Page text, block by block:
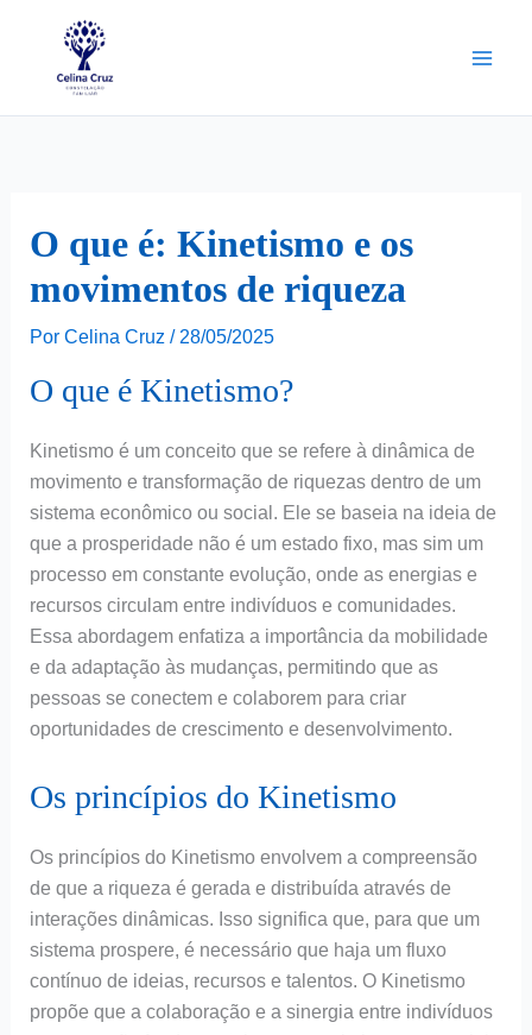
O que é: Kinetismo e os
movimentos de riqueza
Por Celina Cruz / 28/05/2025
O que é Kinetismo?
Kinetismo é um conceito que se refere à dinâmica de
movimento e transformação de riquezas dentro de um
sistema econômico ou social. Ele se baseia na ideia de
que a prosperidade não é um estado fixo, mas sim um
processo em constante evolução, onde as energias e
recursos circulam entre indivíduos e comunidades.
Essa abordagem enfatiza a importância da mobilidade
e da adaptação às mudanças, permitindo que as
pessoas se conectem e colaborem para criar
oportunidades de crescimento e desenvolvimento.
Os princípios do Kinetismo
Os princípios do Kinetismo envolvem a compreensão
de que a riqueza é gerada e distribuída através de
interações dinâmicas. Isso significa que, para que um
sistema prospere, é necessário que haja um fluxo
contínuo de ideias, recursos e talentos. O Kinetismo
propõe que a colaboração e a sinergia entre indivíduos